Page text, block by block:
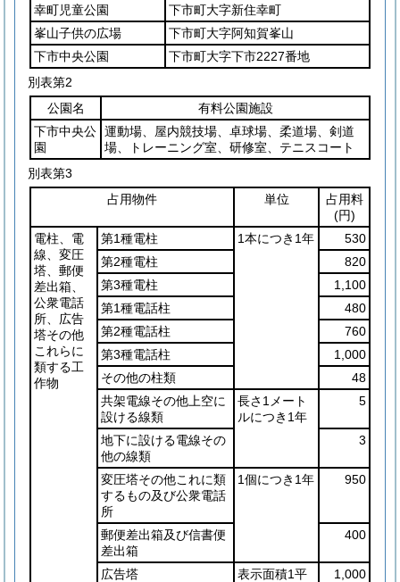
幸町児童公園
下市町大字新住幸町
峯山子供の広場
下市町大字阿知賀峯山
下市中央公園
下市町大字下市2227番地
別表第2
公園名
有料公園施設
下市中央公
園
運動場、屋内競技場、卓球場、柔道場、剣道
場、トレーニング室、研修室、テニスコート
別表第3
占用物件
単位
占用料
(円)
電柱、電
線、変圧
塔、郵便
差出箱、
公衆電話
所、広告
塔その他
これらに
類する工
作物
第1種電柱 1本につき1年
530
第2種電柱
820
第3種電柱
1,100
第1種電話柱
480
第2種電話柱
760
第3種電話柱
1,000
その他の柱類
48
共架電線その他上空に
設ける線類
長さ1メート
ルにつき1年
5
地下に設ける電線その
他の線類
3
変圧塔その他これに類
するもの及び公衆電話
所
1個につき1年 950
郵便差出箱及び信書便
差出箱
400
広告塔
表示面積1平
1,000